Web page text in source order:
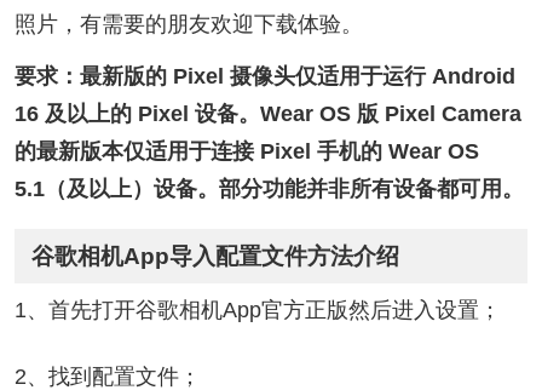
照片，有需要的朋友欢迎下载体验。
要求：最新版的 Pixel 摄像头仅适用于运行 Android
16 及以上的 Pixel 设备。Wear OS 版 Pixel Camera
的最新版本仅适用于连接 Pixel 手机的 Wear OS
5.1（及以上）设备。部分功能并非所有设备都可用。
谷歌相机App导入配置文件方法介绍
1、首先打开谷歌相机App官方正版然后进入设置；
2、找到配置文件；